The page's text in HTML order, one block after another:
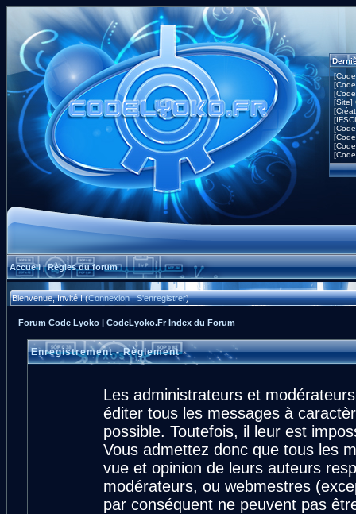
[Site]
Accueil|Règles du forum
Bienvenue, Invité ! (Connexion|S'enregistrer)
Forum Code Lyoko | CodeLyoko.Fr Index du Forum
Enregistrement - Règlement
Les administrateurs et
éditer tous les messages à
possible. Toutefois, il leur est
Vous admettez donc que tous les
vue et opinion de leurs auteurs
modérateurs, ou webmestres
par conséquent ne peuvent pas